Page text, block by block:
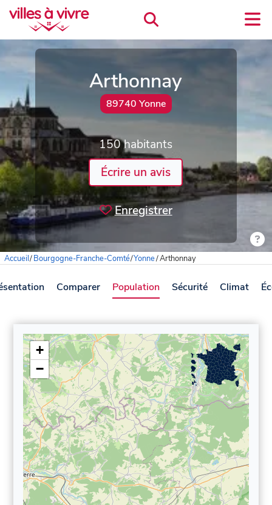
Arthonnay
89740 Yonne
150 habitants
Écrire un avis
Enregistrer
Accueil/Bourgogne-Franche-Comté/Yonne/Arthonnay
Comparer Population Sécurité Climat
+
−